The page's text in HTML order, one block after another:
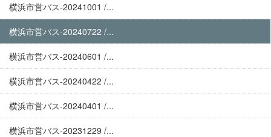
横浜市営バス-20241001 /...
横浜市営バス-20240722 /...
横浜市営バス-20240601 /...
横浜市営バス-20240422 /...
横浜市営バス-20240401 /...
横浜市営バス-20231229 /...